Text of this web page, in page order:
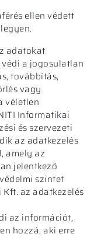
ellen védett
adatokat
a jogosulatlan
továbbítás,
vagy
véletlen
Informatikai
és szervezeti
az adatkezelés
amely az
jelentkező
szintet
az adatkezelés
az információt,
hozzá, aki erre